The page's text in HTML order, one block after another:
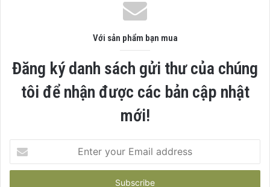
Với sản phẩm bạn mua
Đăng ký danh sách gửi thư của chúng
tôi để nhận được các bản cập nhật
mới!
your
Email